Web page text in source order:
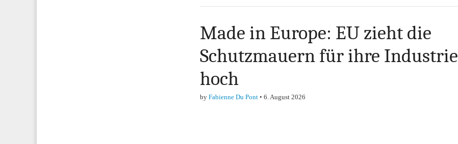
Made in Europe: EU zieht die
Schutzmauern für ihre Industrie
hoch
by Fabienne Du Pont • 6. August 2026